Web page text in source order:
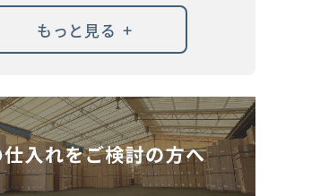
もっと見る +